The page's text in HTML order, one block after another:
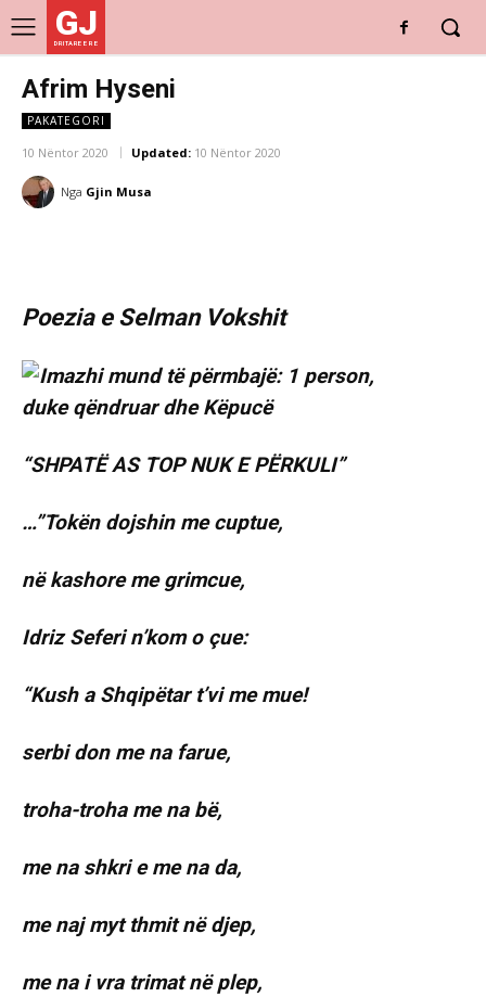
GJ
DRITARE E RE
Afrim Hyseni
PAKATEGORI
10 Nëntor 2020 Updated: 10 Nëntor 2020
Nga Gjin Musa
Poezia e Selman Vokshit
“SHPATË AS TOP NUK E PËRKULI”
…”Tokën dojshin me cuptue,
në kashore me grimcue,
Idriz Seferi n’kom o çue:
“Kush a Shqipëtar t’vi me mue!
serbi don me na farue,
troha-troha me na bë,
me na shkri e me na da,
me naj myt thmit në djep,
me na i vra trimat në plep,